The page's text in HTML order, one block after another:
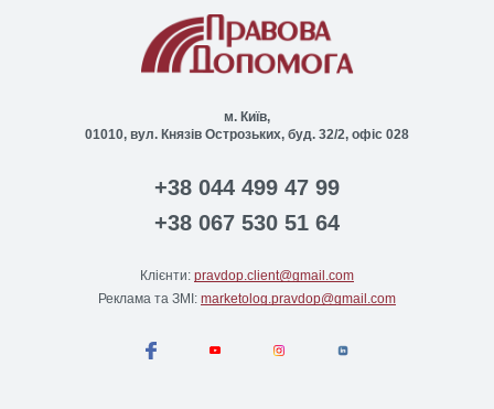
м. Київ,
01010, вул. Князів Острозьких, буд. 32/2, офіс 028
+38 044 499 47 99
+38 067 530 51 64
Клієнти: pravdop.client@gmail.com
Реклама та ЗМІ: marketolog.pravdop@gmail.com